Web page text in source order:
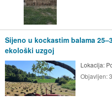
Sijeno u kockastim balama
ekološki uzgoj
Lokacija:
Objavljen: